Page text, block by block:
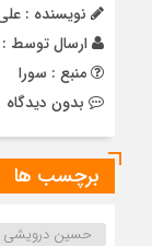
نویسنده :
ارسال توسط :
منبع : سورا
بدون دیدگاه
برچسب ها
حسین درویشی